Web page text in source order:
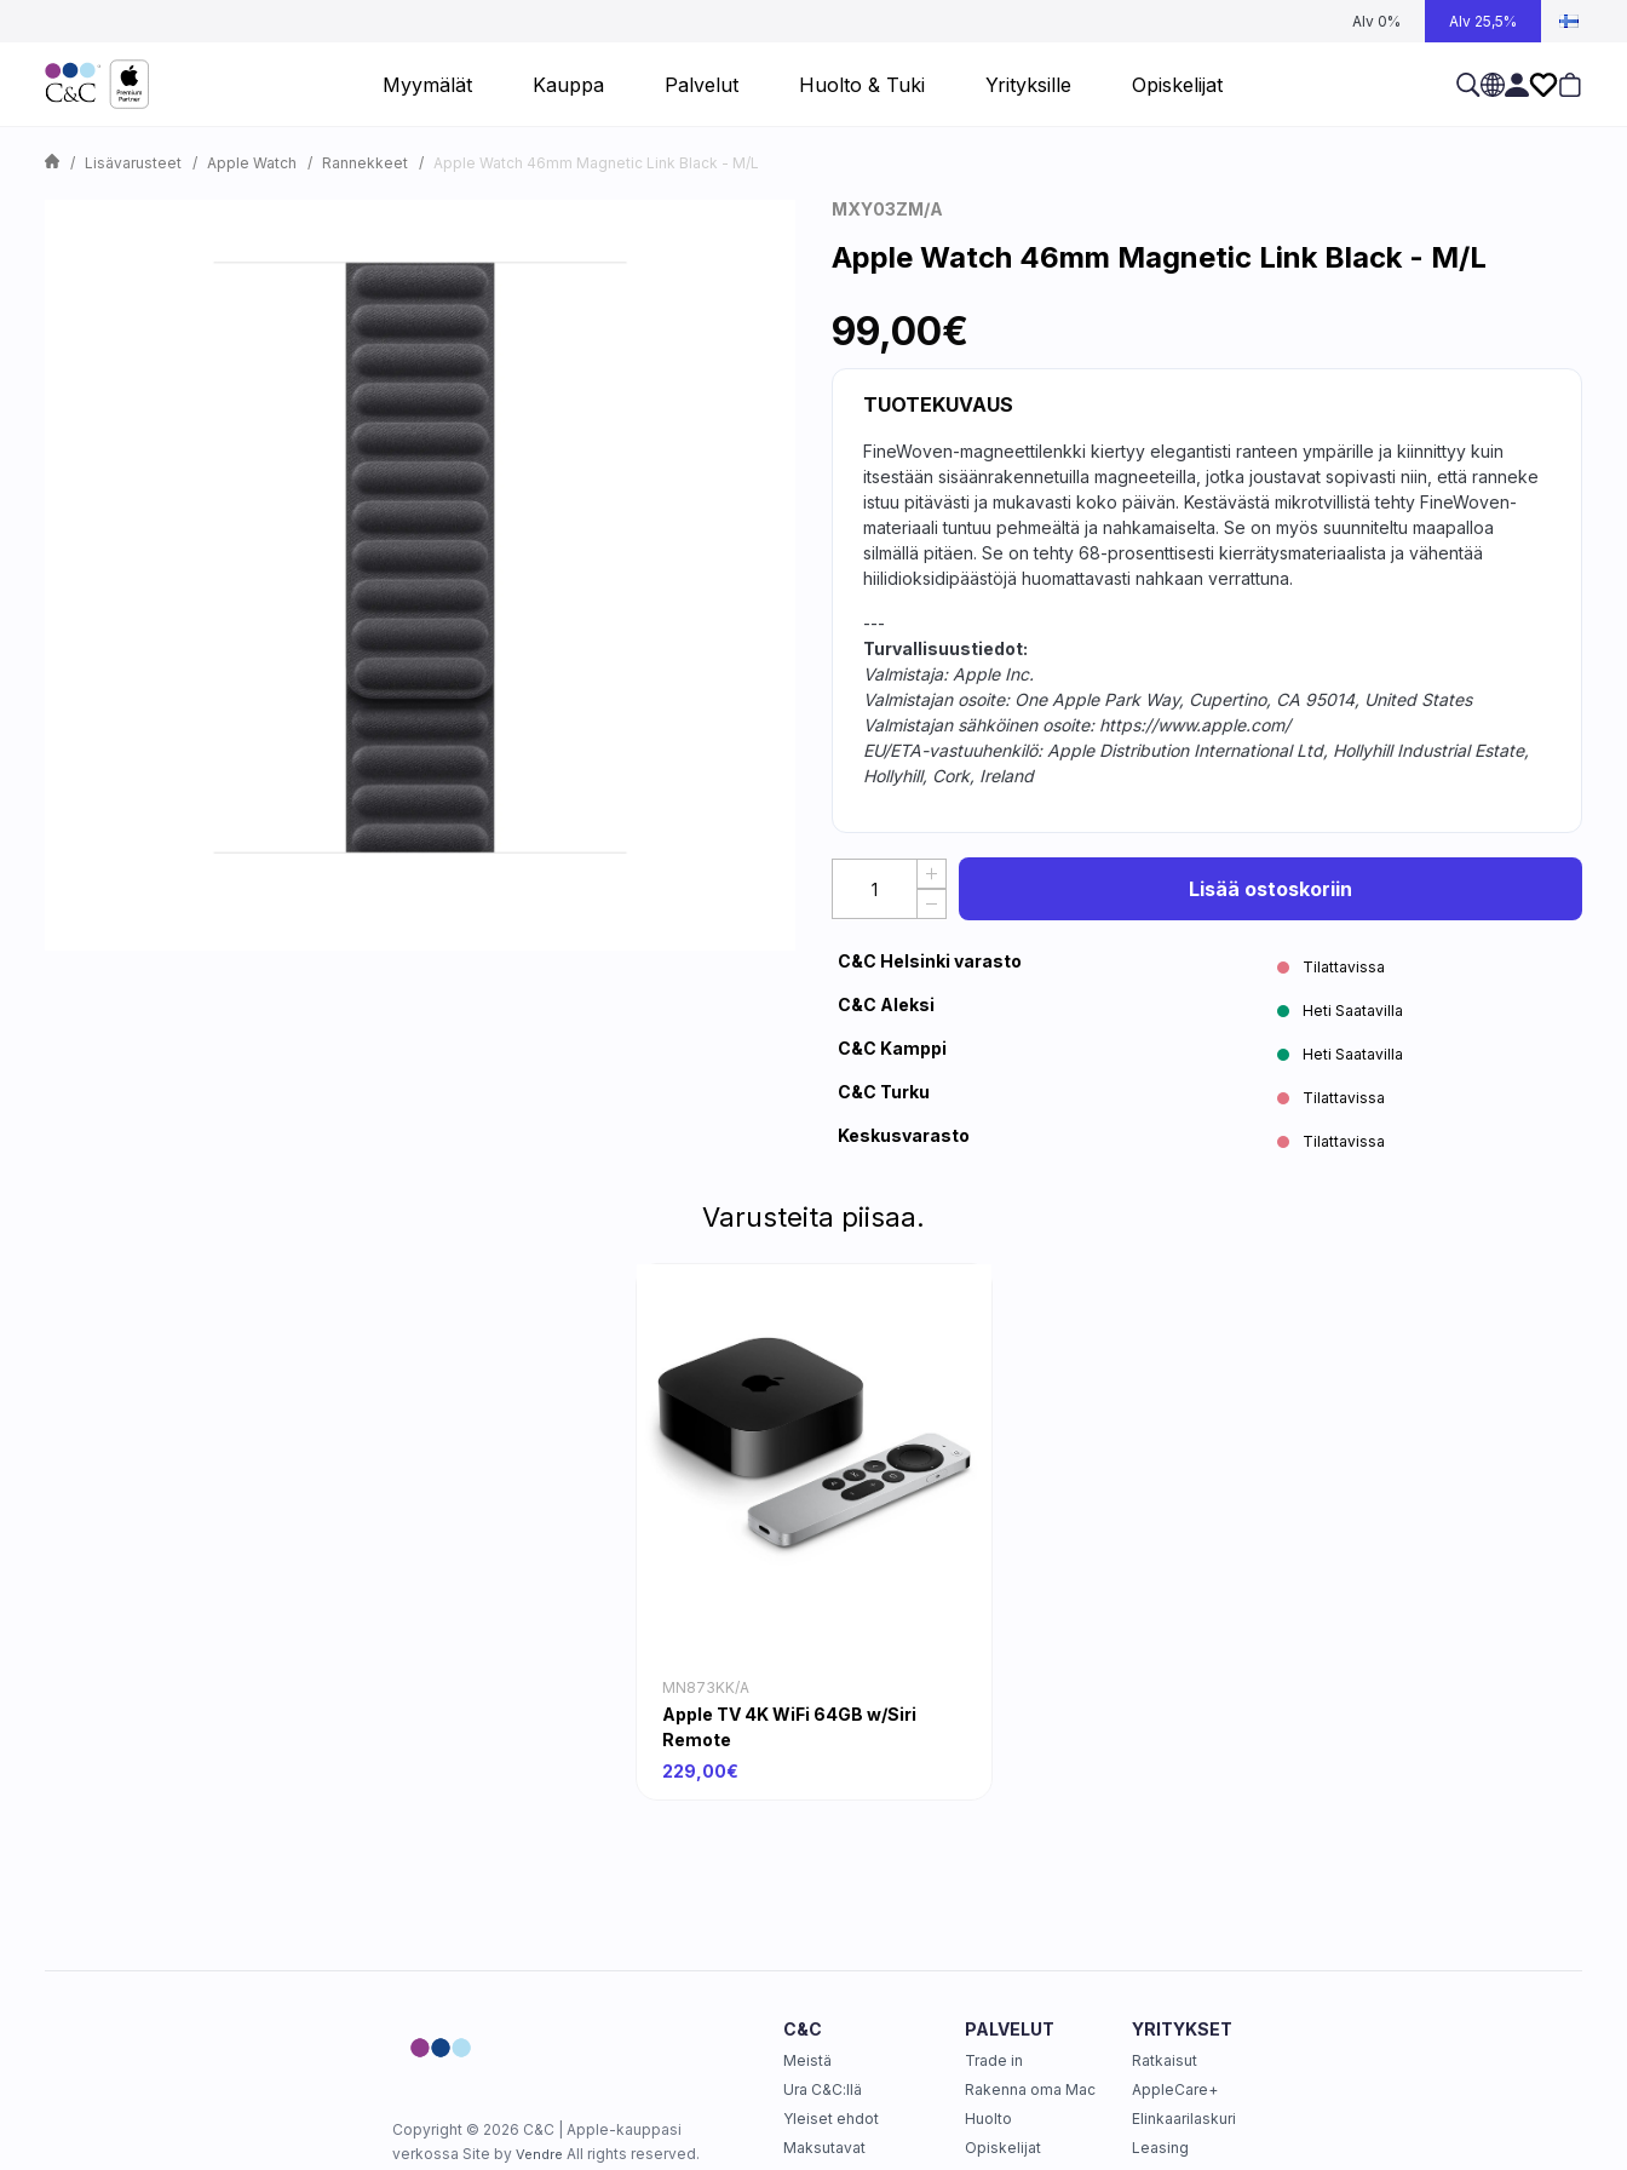
Alv 0% Alv 25,5%
Myymälät Kauppa Palvelut Huolto & Tuki Yrityksille Opiskelijat
Lisävarusteet Apple Watch Rannekkeet Apple Watch 46mm Magnetic Link Black - M/L
MXY03ZM/A
Apple Watch 46mm Magnetic Link Black - M/L
99,00€
TUOTEKUVAUS
FineWoven-magneettilenkki kiertyy elegantisti ranteen ympärille ja kiinnittyy kuin
itsestään sisäänrakennetuilla magneeteilla, jotka joustavat sopivasti niin, että ranneke
istuu pitävästi ja mukavasti koko päivän. Kestävästä mikro­tvillistä tehty FineWoven-
materiaali tuntuu pehmeältä ja nahkamaiselta. Se on myös suunniteltu maa­palloa
silmällä pitäen. Se on tehty 68-prosenttisesti kierrätys­materiaalista ja vähentää
hiilidioksidi­päästöjä huomattavasti nahkaan verrattuna.
---
Turvallisuustiedot:
Valmistaja: Apple Inc.
Valmistajan osoite: One Apple Park Way, Cupertino, CA 95014, United States
Valmistajan sähköinen osoite: https://www.apple.com/
EU/ETA-vastuuhenkilö: Apple Distribution International Ltd, Hollyhill Industrial Estate,
Hollyhill, Cork, Ireland
Lisää ostoskoriin
C&C Helsinki varasto Tilattavissa
C&C Aleksi Heti Saatavilla
C&C Kamppi Heti Saatavilla
C&C Turku Tilattavissa
Keskusvarasto Tilattavissa
Varusteita piisaa.
MN873KK/A
Apple TV 4K WiFi 64GB w/Siri
Remote
229,00€
Copyright © 2026 C&C | Apple-kauppasi
verkossa Site by Vendre All rights reserved.
C&C
Meistä
Ura C&C:llä
Yleiset ehdot
Maksutavat
PALVELUT
Trade in
Rakenna oma Mac
Huolto
Opiskelijat
YRITYKSET
Ratkaisut
AppleCare+
Elinkaarilaskuri
Leasing